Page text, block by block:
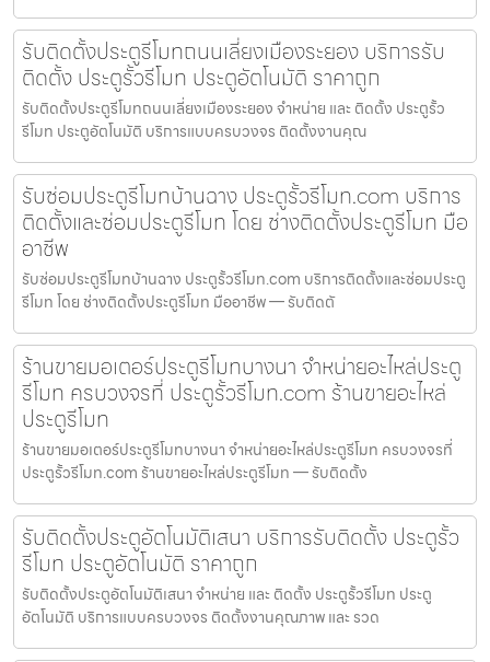
รับติดตั้งประตูรีโมทถนนเลี่ยงเมืองระยอง บริการรับ
ติดตั้ง ประตูรั้วรีโมท ประตูอัตโนมัติ ราคาถูก
รับติดตั้งประตูรีโมทถนนเลี่ยงเมืองระยอง จำหน่าย และ ติดตั้ง ประตูรั้ว
รีโมท ประตูอัตโนมัติ บริการแบบครบวงจร ติดตั้งงานคุณ
รับซ่อมประตูรีโมทบ้านฉาง ประตูรั้วรีโมท.com บริการ
ติดตั้งและซ่อมประตูรีโมท โดย ช่างติดตั้งประตูรีโมท มือ
อาชีพ
รับซ่อมประตูรีโมทบ้านฉาง ประตูรั้วรีโมท.com บริการติดตั้งและซ่อมประตู
รีโมท โดย ช่างติดตั้งประตูรีโมท มืออาชีพ — รับติดตั
ร้านขายมอเตอร์ประตูรีโมทบางนา จำหน่ายอะไหล่ประตู
รีโมท ครบวงจรที่ ประตูรั้วรีโมท.com ร้านขายอะไหล่
ประตูรีโมท
ร้านขายมอเตอร์ประตูรีโมทบางนา จำหน่ายอะไหล่ประตูรีโมท ครบวงจรที่
ประตูรั้วรีโมท.com ร้านขายอะไหล่ประตูรีโมท — รับติดตั้ง
รับติดตั้งประตูอัตโนมัติเสนา บริการรับติดตั้ง ประตูรั้ว
รีโมท ประตูอัตโนมัติ ราคาถูก
รับติดตั้งประตูอัตโนมัติเสนา จำหน่าย และ ติดตั้ง ประตูรั้วรีโมท ประตู
อัตโนมัติ บริการแบบครบวงจร ติดตั้งงานคุณภาพ และ รวด